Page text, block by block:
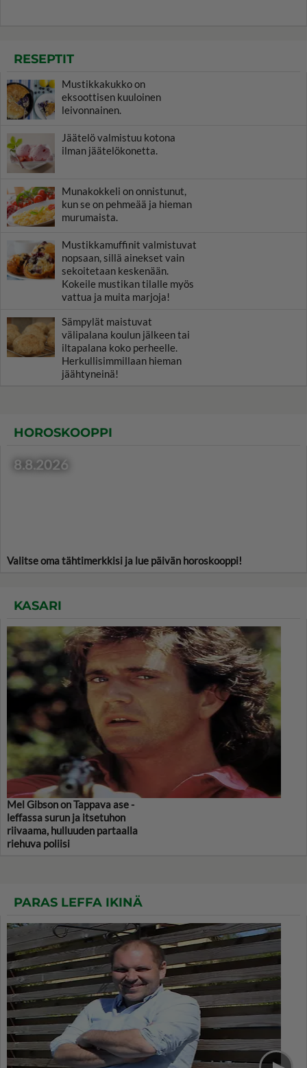
RESEPTIT
Mustikkakukko on
eksoottisen kuuloinen
leivonnainen.
Jäätelö valmistuu kotona
ilman jäätelökonetta.
Munakokkeli on onnistunut,
kun se on pehmeää ja hieman
murumaista.
Mustikkamuffinit valmistuvat
nopsaan, sillä ainekset vain
sekoitetaan keskenään.
Kokeile mustikan tilalle myös
vattua ja muita marjoja!
Sämpylät maistuvat
välipalana koulun jälkeen tai
iltapalana koko perheelle.
Herkullisimmillaan hieman
jäähtyneinä!
HOROSKOOPPI
8.8.2026
Valitse oma tähtimerkkisi ja lue päivän horoskooppi!
KASARI
Mel Gibson on Tappava ase -
leffassa surun ja itsetuhon
riivaama, hulluuden partaalla
riehuva poliisi
PARAS LEFFA IKINÄ